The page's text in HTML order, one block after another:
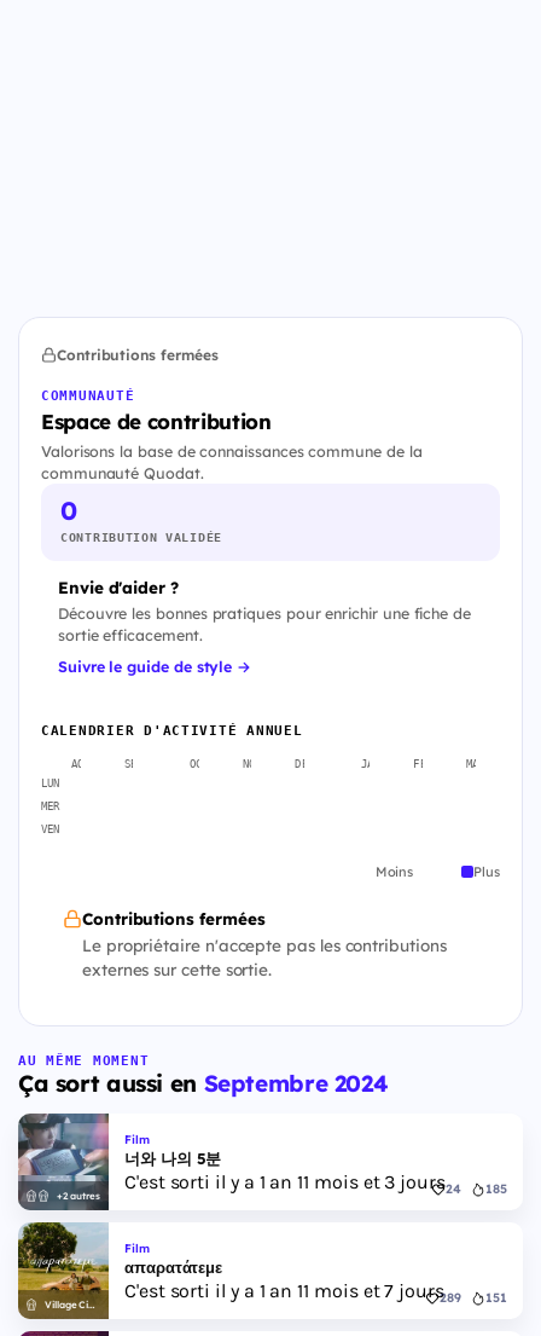
Contributions fermées
COMMUNAUTÉ
Espace de contribution
Valorisons la base de connaissances commune de la
communauté Quodat.
0
CONTRIBUTION VALIDÉE
Envie d'aider ?
Découvre les bonnes pratiques pour enrichir une fiche de
sortie efficacement.
Suivre le guide de style →
CALENDRIER D'ACTIVITÉ ANNUEL
AOÛT SEPT. OCT. NOV. DÉC. JANV. FÉVR. MARS
LUN
MER
VEN
Moins Plus
Contributions fermées
Le propriétaire n'accepte pas les contributions
externes sur cette sortie.
AU MÊME MOMENT
Ça sort aussi en Septembre 2024
+2 autres
Film
너와 나의 5분
C'est sorti il y a 1 an 11 mois et 3 jours24 185
Village Cinemas
Film
απαρατάτεμε
C'est sorti il y a 1 an 11 mois et 7 jours289 151